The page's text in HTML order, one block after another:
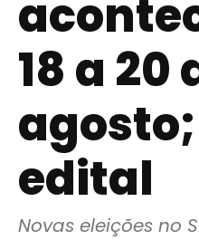
18 a 20
edital
Novas eleições no